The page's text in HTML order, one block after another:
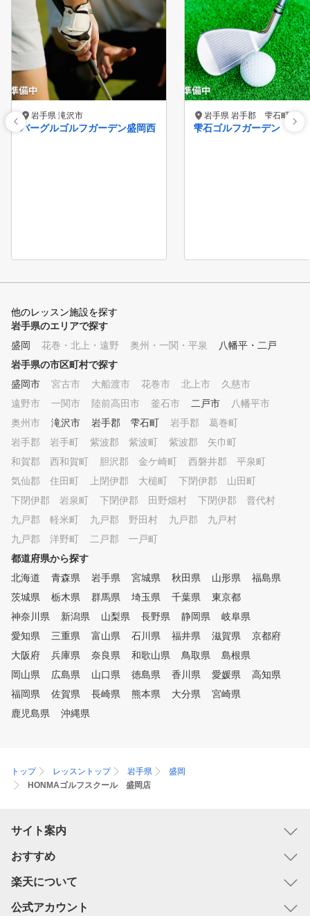
岩手県 滝沢市
バーグルゴルフガーデン盛岡西
岩手県 岩手郡 雫石町
雫石ゴルフガーデン
他のレッスン施設を探す
岩手県のエリアで探す
盛岡
花巻・北上・遠野 奥州・一関・平泉
八幡平・二戸
岩手県の市区町村で探す
盛岡市
宮古市 大船渡市 花巻市 北上市
久慈市
遠野市
一関市 陸前高田市 釜石市 二戸市
八幡平市
奥州市
滝沢市 岩手郡 雫石町
岩手郡 葛巻町
岩手郡 岩手町
紫波郡 紫波町
紫波郡 矢巾町
和賀郡 西和賀町
胆沢郡 金ケ崎町
西磐井郡 平泉町
気仙郡 住田町
上閉伊郡 大槌町
下閉伊郡 山田町
下閉伊郡 岩泉町
下閉伊郡 田野畑村
下閉伊郡 普代村
九戸郡 軽米町
九戸郡 野田村
九戸郡 九戸村
九戸郡 洋野町
二戸郡 一戸町
都道府県から探す
北海道
青森県 岩手県 宮城県 秋田県 山形県
福島県
茨城県
栃木県 群馬県 埼玉県 千葉県
東京都
神奈川県
新潟県 山梨県 長野県 静岡県
岐阜県
愛知県
三重県 富山県 石川県 福井県 滋賀県
京都府
大阪府
兵庫県 奈良県 和歌山県 鳥取県
島根県
岡山県
広島県 山口県 徳島県 香川県 愛媛県
高知県
福岡県
佐賀県 長崎県 熊本県 大分県
宮崎県
鹿児島県
沖縄県
トップ レッスントップ 岩手県
盛岡
HONMAゴルフスクール 盛岡店
サイト案内
おすすめ
楽天について
公式アカウント